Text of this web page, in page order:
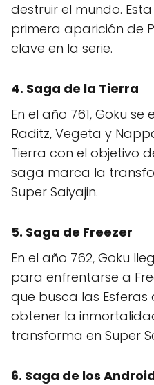
destruir el mundo.
primera aparición de
clave en la serie.
4. Saga de la Tierra
En el año 761, Goku
Raditz, Vegeta y
Tierra con el objetivo
saga marca la
Super Saiyajin.
5. Saga de Freezer
En el año 762, Goku
para enfrentarse a
que busca las
obtener la
transforma en Super
6. Saga de los